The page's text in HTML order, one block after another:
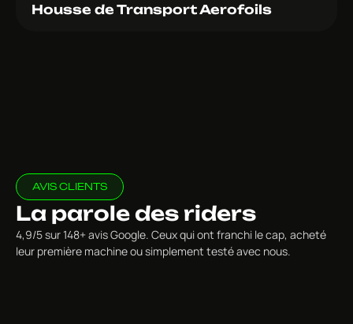
Housse de Transport Aerofoils
AVIS CLIENTS
La parole des riders
4,9/5 sur 148+ avis Google. Ceux qui ont franchi le cap, acheté
leur première machine ou simplement testé avec nous.